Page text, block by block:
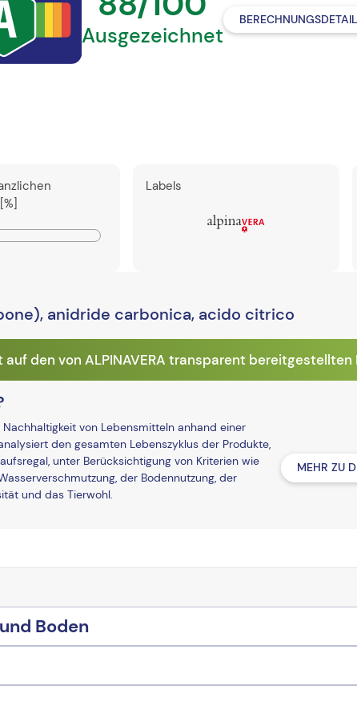
Ausgezeichnet
Labels
anidride carbonica, acido citrico
auf den von ALPINAVERA transparent
von Lebensmitteln anhand einer
den gesamten Lebenszyklus der Produkte,
unter Berücksichtigung von Kriterien wie
der Bodennutzung, der
und das Tierwohl.
MEHR ZU
Boden